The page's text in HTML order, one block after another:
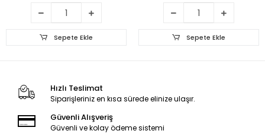
Sepete Ekle Sepete Ekle
Hızlı Teslimat
Siparişleriniz en kısa sürede elinize ulaşır.
Güvenli Alışveriş
Güvenli ve kolay ödeme sistemi